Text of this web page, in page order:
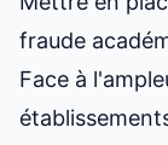
fraude
Face à